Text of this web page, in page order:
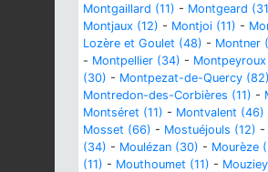
Montgaillard (11) - Montgeard
Montjaux (12) - Montjoi (11) -
Lozère et Goulet (48) - Montner
- Montpellier (34) -
(30) - Montpezat-de-Quercy (82)
Montredon-des-Corbières (11) -
Montséret (11) - Montvalent (46)
Mosset (66) - Mostuéjouls (12) -
(34) - Moulézan (30) - Mourèze
(11) - Mouthoumet (11) -